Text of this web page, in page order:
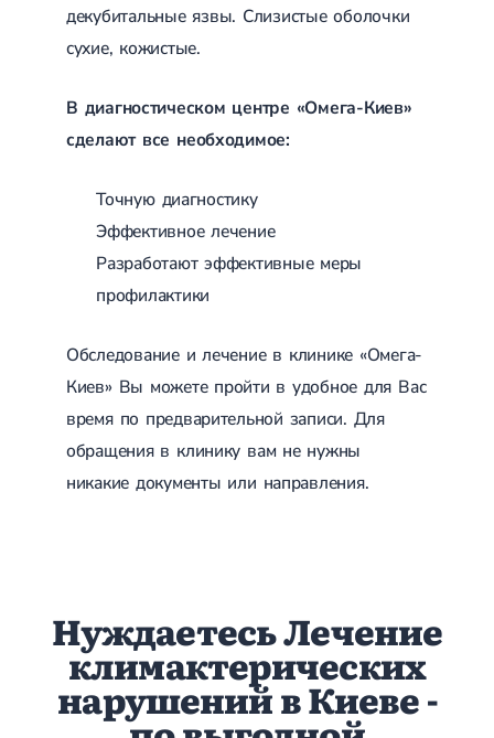
Реабилитация после эндопротезирования
Лечебная физкультура
Массаж
декубитальные язвы. Слизистые оболочки
сухие, кожистые.
В диагностическом центре «Омега-Киев»
сделают все необходимое:
Точную диагностику
Эффективное лечение
Разработают эффективные меры
профилактики
Обследование и лечение в клинике «Омега-
Киев» Вы можете пройти в удобное для Вас
время по предварительной записи. Для
обращения в клинику вам не нужны
никакие документы или направления.
Нуждаетесь Лечение
климактерических
нарушений в Киеве -